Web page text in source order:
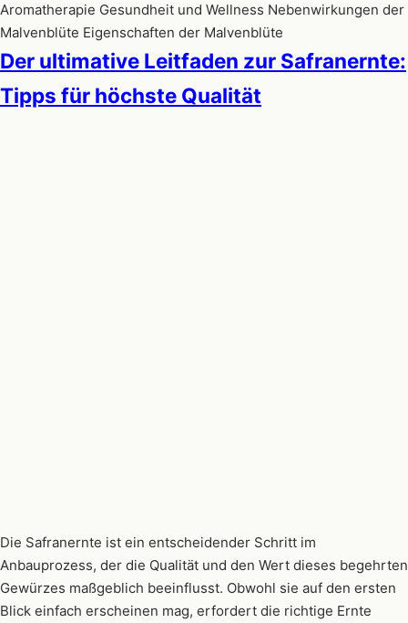
Aromatherapie Gesundheit und Wellness Nebenwirkungen der
Malvenblüte Eigenschaften der Malvenblüte
Der ultimative Leitfaden zur Safranernte:
Tipps für höchste Qualität
Die Safranernte ist ein entscheidender Schritt im
Anbauprozess, der die Qualität und den Wert dieses begehrten
Gewürzes maßgeblich beeinflusst. Obwohl sie auf den ersten
Blick einfach erscheinen mag, erfordert die richtige Ernte